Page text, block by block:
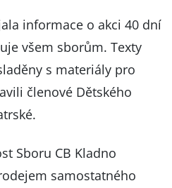
informace o akci 40 dní
všem sborům. Texty
s materiály pro
členové Dětského
Sboru CB Kladno
samostatného